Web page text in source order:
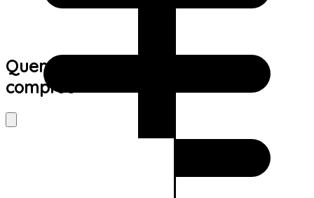
Quem viu este produto também
comprou